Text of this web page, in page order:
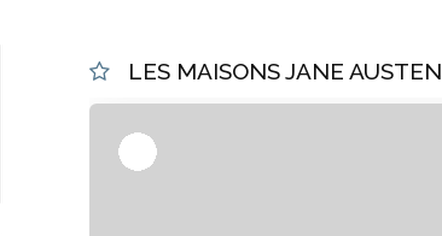
LES MAISONS JANE AUSTEN